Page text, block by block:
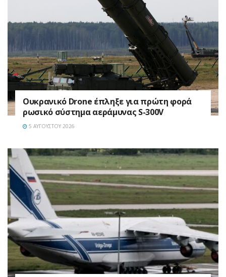
Ουκρανικό Drone έπληξε για πρώτη φορά
ρωσικό σύστημα αεράμυνας S-300V
5 ΑΥΓΟΎΣΤΟΥ 2026